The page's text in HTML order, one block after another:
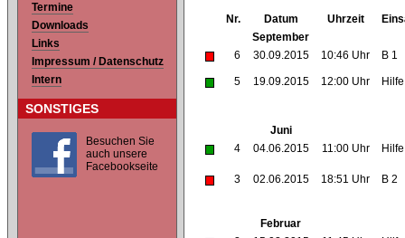
Termine
Downloads
Links
Impressum / Datenschutz
Intern
SONSTIGES
Besuchen Sie
auch unsere
Facebookseite
Nr. Datum Uhrzeit
September
6
30.09.2015 10:46 Uhr B 1
5 19.09.2015 12:00 Uhr
Juni
4
04.06.2015 11:00 Uhr
3 02.06.2015 18:51 Uhr B 2
Februar